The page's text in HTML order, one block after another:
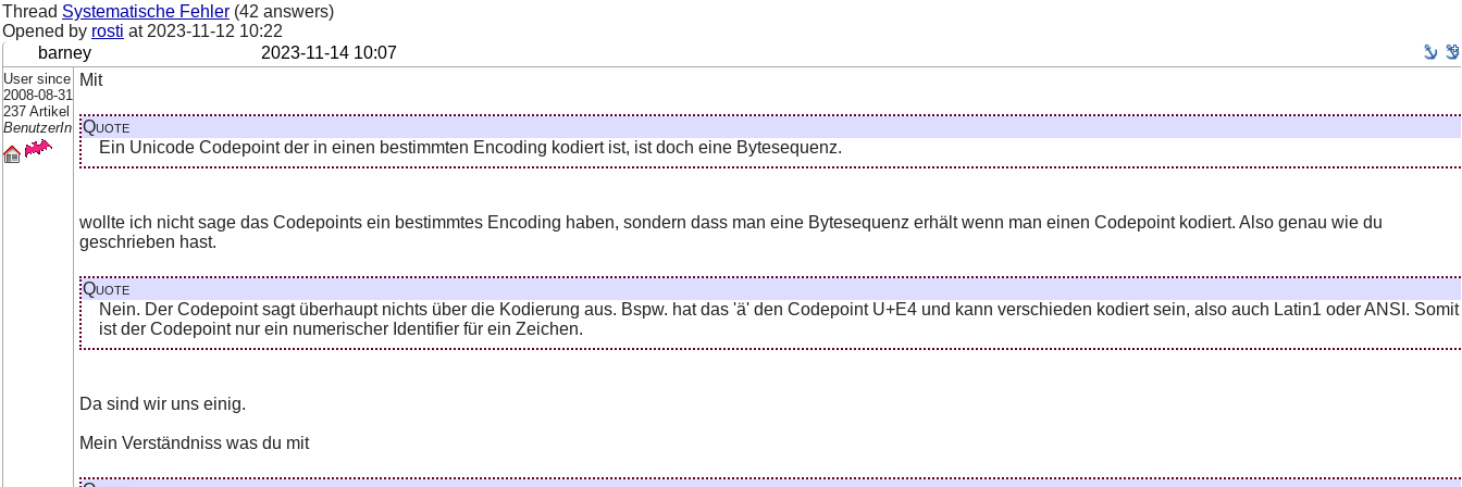
Thread Systematische Fehler (42 answers)
Opened by rosti at 2023-11-12 10:22
barney
2023-11-14 10:07
User since
2008-08-31
237 Artikel
BenutzerIn
Mit
Quote
Ein Unicode Codepoint der in einen bestimmten Encoding kodiert ist, ist doch eine Bytesequenz.
wollte ich nicht sage das Codepoints ein bestimmtes Encoding haben, sondern dass man eine Bytesequenz erhält wenn man einen Codepoint kodiert. Also genau wie du
geschrieben hast.
Quote
Nein. Der Codepoint sagt überhaupt nichts über die Kodierung aus. Bspw. hat das 'ä' den Codepoint U+E4 und kann verschieden kodiert sein, also auch Latin1 oder ANSI. Somit
ist der Codepoint nur ein numerischer Identifier für ein Zeichen.
Da sind wir uns einig.
Mein Verständniss was du mit